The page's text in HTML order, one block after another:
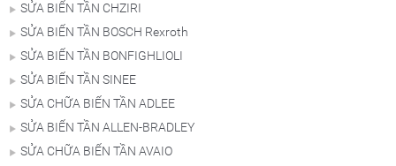
SỬA BIẾN TẦN CHZIRI
SỬA BIẾN TẦN BOSCH Rexroth
SỬA BIẾN TẦN BONFIGHLIOLI
SỬA BIẾN TẦN SINEE
SỬA CHỮA BIẾN TẦN ADLEE
SỬA BIẾN TẦN ALLEN-BRADLEY
SỬA CHỮA BIẾN TẦN AVAIO